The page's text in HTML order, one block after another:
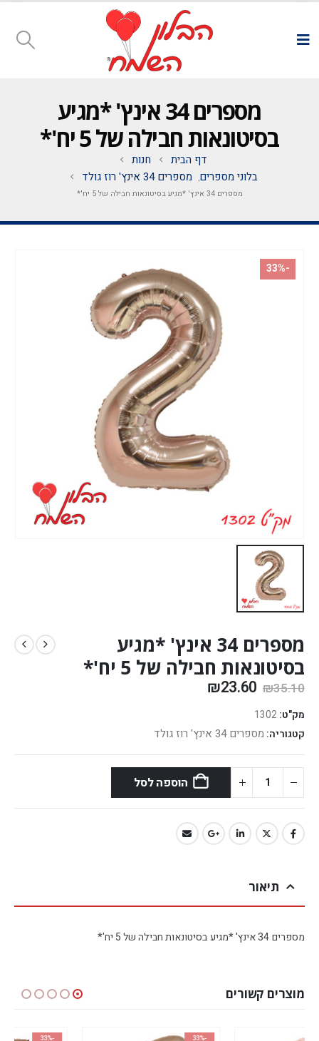
מספרים 34 אינץ' *מגיע
בסיטונאות חבילה של 5 יח'*
דף הבית
חנות
בלוני מספרים, מספרים 34 אינץ' רוז גולד
מספרים 34 אינץ' *מגיע בסיטונאות חבילה של 5 יח'*
-33%
מספרים 34 אינץ' *מגיע
בסיטונאות חבילה של 5 יח'*
₪35.10
₪23.60
מק"ט: 1302
קטגוריה: מספרים 34 אינץ' רוז גולד
הוספה לסל
תיאור
מספרים 34 אינץ' *מגיע בסיטונאות חבילה של 5 יח'*
מוצרים קשורים